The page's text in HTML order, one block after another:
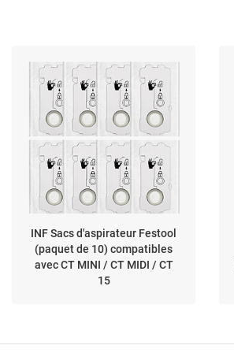
INF Sacs d'aspirateur Festool
(paquet de 10) compatibles
avec CT MINI / CT MIDI / CT
15